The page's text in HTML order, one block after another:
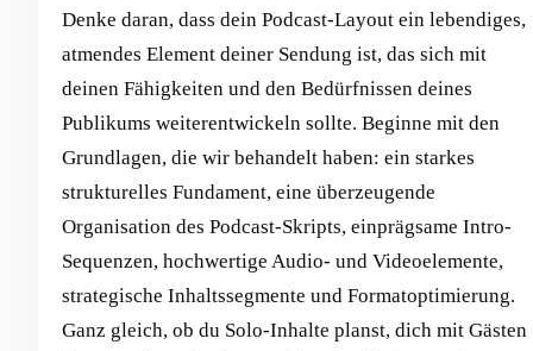
Denke daran, dass dein Podcast-Layout ein lebendiges,
atmendes Element deiner Sendung ist, das sich mit
deinen Fähigkeiten und den Bedürfnissen deines
Publikums weiterentwickeln sollte. Beginne mit den
Grundlagen, die wir behandelt haben: ein starkes
strukturelles Fundament, eine überzeugende
Organisation des Podcast-Skripts, einprägsame Intro-
Sequenzen, hochwertige Audio- und Videoelemente,
strategische Inhaltssegmente und Formatoptimierung.
Ganz gleich, ob du Solo-Inhalte planst, dich mit Gästen